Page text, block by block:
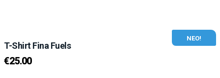
ΝΕΟ!
T-Shirt Fina Fuels
€25.00